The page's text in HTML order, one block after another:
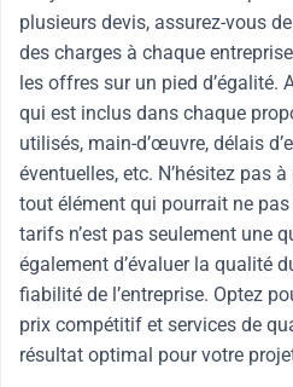
plusieurs devis, assurez-vous
des charges à chaque
les offres sur un pied d’égalité.
qui est inclus dans chaque
utilisés, main-d’œuvre, délais
éventuelles, etc. N’hésitez pas
tout élément qui pourrait ne
tarifs n’est pas seulement une
également d’évaluer la qualité
fiabilité de l’entreprise. Optez
prix compétitif et services de
résultat optimal pour votre